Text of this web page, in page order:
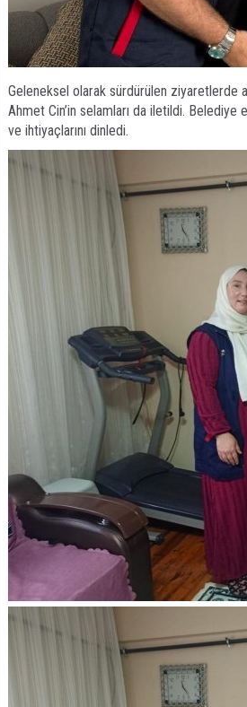
Geleneksel olarak sürdürülen ziyaretlerde
Ahmet Cin’in selamları da iletildi.
ve ihtiyaçlarını dinledi.